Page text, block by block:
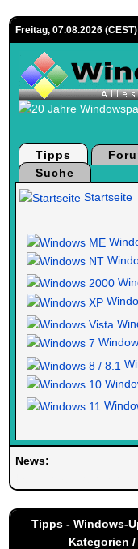
Freitag, 07.08.2026
Tipps
Suche
Startseite
News:
Tipps - Windows-
Kategorien